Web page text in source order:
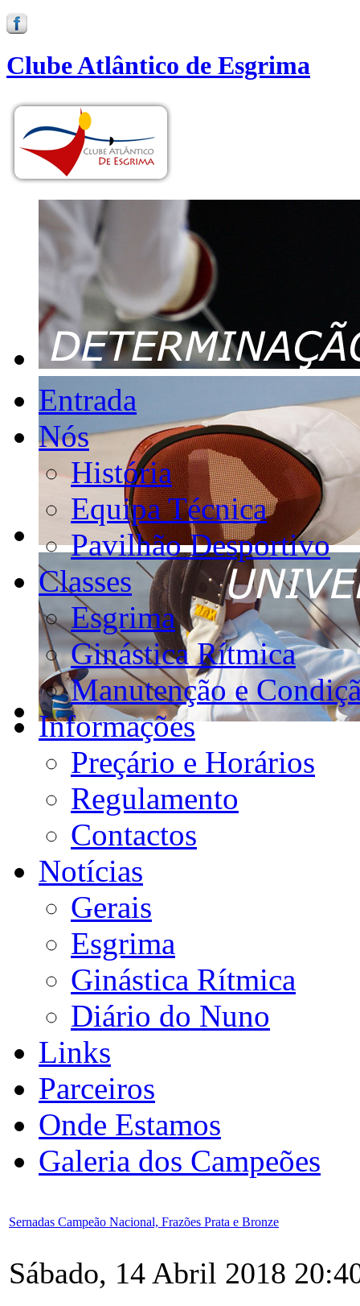
Clube Atlântico de Esgrima
Entrada
Nós
História
Equipa Técnica
Pavilhão Desportivo
Classes
Esgrima
Ginástica Rítmica
Manutenção e
Informações
Preçário e Horários
Regulamento
Contactos
Notícias
Gerais
Esgrima
Ginástica Rítmica
Diário do Nuno
Links
Parceiros
Onde Estamos
Galeria dos Campeões
Sernadas Campeão Nacional, Frazões Prata e Bronze
Sábado, 14 Abril 2018